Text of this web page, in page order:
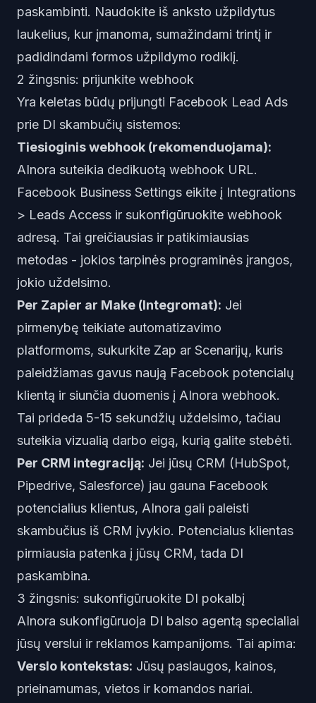
paskambinti. Naudokite iš anksto užpildytus
laukelius, kur įmanoma, sumažindami trintį ir
padidindami formos užpildymo rodiklį.
2 žingsnis: prijunkite webhook
Yra keletas būdų prijungti Facebook Lead Ads
prie DI skambučių sistemos:
Tiesioginis webhook (rekomenduojama):
AInora suteikia dedikuotą webhook URL.
Facebook Business Settings eikite į Integrations
> Leads Access ir sukonfigūruokite webhook
adresą. Tai greičiausias ir patikimiausias
metodas - jokios tarpinės programinės įrangos,
jokio uždelsimo.
Per Zapier ar Make (Integromat): Jei
pirmenybę teikiate automatizavimo
platformoms, sukurkite Zap ar Scenarijų, kuris
paleidžiamas gavus naują Facebook potencialų
klientą ir siunčia duomenis į AInora webhook.
Tai prideda 5-15 sekundžių uždelsimo, tačiau
suteikia vizualią darbo eigą, kurią galite stebėti.
Per CRM integraciją: Jei jūsų CRM (HubSpot,
Pipedrive, Salesforce) jau gauna Facebook
potencialius klientus, AInora gali paleisti
skambučius iš CRM įvykio. Potencialus klientas
pirmiausia patenka į jūsų CRM, tada DI
paskambina.
3 žingsnis: sukonfigūruokite DI pokalbį
AInora sukonfigūruoja DI balso agentą specialiai
jūsų verslui ir reklamos kampanijoms. Tai apima:
Verslo kontekstas: Jūsų paslaugos, kainos,
prieinamumas, vietos ir komandos nariai.